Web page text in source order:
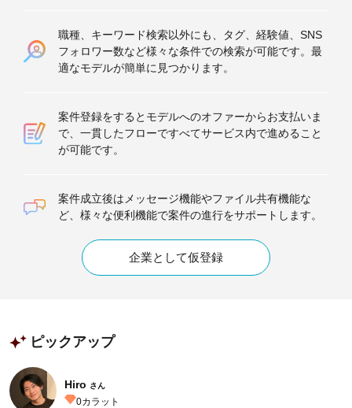
職種、キーワード検索以外にも、タグ、経験値、SNS
フォロワー数など様々な条件での検索が可能です。最
適なモデルが簡単に見つかります。
案件登録をするとモデルへのオファーからお支払いま
で、一貫したフローですべてサービス内で進めること
が可能です。
案件成立後はメッセージ機能やファイル共有機能な
ど、様々な便利機能で案件の進行をサポートします。
企業として仮登録
ピックアップ
Hiro さん
0カラット